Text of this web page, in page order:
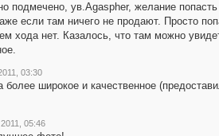
подмечено, ув.Agaspher, желание
если там ничего не продают. Просто
хода нет. Казалось, что там можно
03:30
более широкое и качественное
05:46